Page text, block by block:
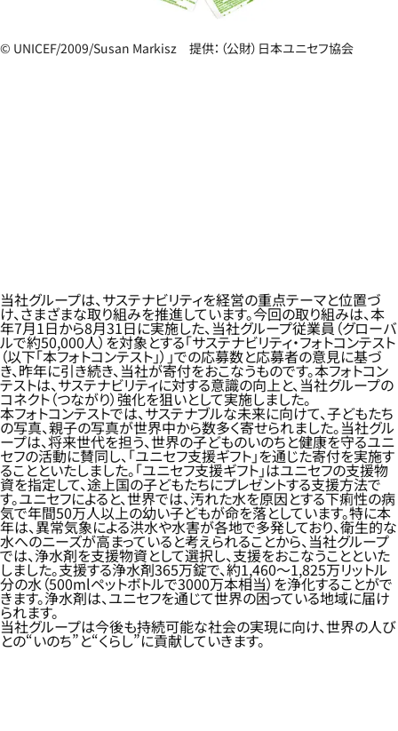
© UNICEF/2009/Susan Markisz 提供：（公財）日本ユニセフ協会
当社グループは、サステナビリティを経営の重点テーマと位置づ
け、さまざまな取り組みを推進しています。今回の取り組みは、本
年7月1日から8月31日に実施した、当社グループ従業員（グローバ
ルで約50,000人）を対象とする「サステナビリティ・フォトコンテスト
（以下「本フォトコンテスト」）」での応募数と応募者の意見に基づ
き、昨年に引き続き、当社が寄付をおこなうものです。本フォトコン
テストは、サステナビリティに対する意識の向上と、当社グループの
コネクト（つながり）強化を狙いとして実施しました。
本フォトコンテストでは、サステナブルな未来に向けて、子どもたち
の写真、親子の写真が世界中から数多く寄せられました。当社グル
ープは、将来世代を担う、世界の子どものいのちと健康を守るユニ
セフの活動に賛同し、「ユニセフ支援ギフト」を通じた寄付を実施す
ることといたしました。「ユニセフ支援ギフト」はユニセフの支援物
資を指定して、途上国の子どもたちにプレゼントする支援方法で
す。ユニセフによると、世界では、汚れた水を原因とする下痢性の病
気で年間50万人以上の幼い子どもが命を落としています。特に本
年は、異常気象による洪水や水害が各地で多発しており、衛生的な
水へのニーズが高まっていると考えられることから、当社グループ
では、浄水剤を支援物資として選択し、支援をおこなうことといた
しました。支援する浄水剤365万錠で、約1,460～1,825万リットル
分の水（500mlペットボトルで3000万本相当）を浄化することがで
きます。浄水剤は、ユニセフを通じて世界の困っている地域に届け
られます。
当社グループは今後も持続可能な社会の実現に向け、世界の人び
との“いのち”と“くらし”に貢献していきます。